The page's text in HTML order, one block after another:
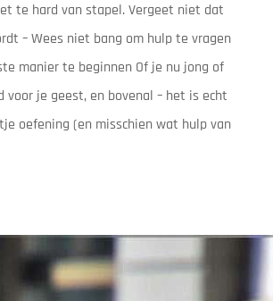
te hard van stapel. Vergeet niet dat
– Wees niet bang om hulp te vragen
manier te beginnen Of je nu jong of
je geest, en bovenal – het is echt
oefening (en misschien wat hulp van